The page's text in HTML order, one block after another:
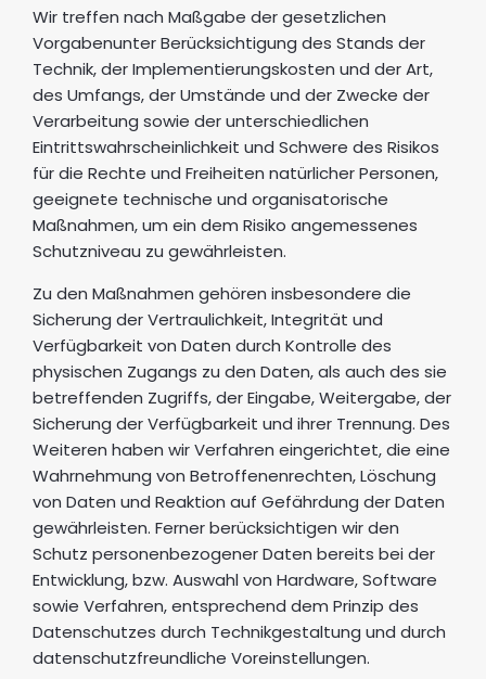
Wir treffen nach Maßgabe der gesetzlichen
Vorgabenunter Berücksichtigung des Stands der
Technik, der Implementierungskosten und der Art,
des Umfangs, der Umstände und der Zwecke der
Verarbeitung sowie der unterschiedlichen
Eintrittswahrscheinlichkeit und Schwere des Risikos
für die Rechte und Freiheiten natürlicher Personen,
geeignete technische und organisatorische
Maßnahmen, um ein dem Risiko angemessenes
Schutzniveau zu gewährleisten.
Zu den Maßnahmen gehören insbesondere die
Sicherung der Vertraulichkeit, Integrität und
Verfügbarkeit von Daten durch Kontrolle des
physischen Zugangs zu den Daten, als auch des sie
betreffenden Zugriffs, der Eingabe, Weitergabe, der
Sicherung der Verfügbarkeit und ihrer Trennung. Des
Weiteren haben wir Verfahren eingerichtet, die eine
Wahrnehmung von Betroffenenrechten, Löschung
von Daten und Reaktion auf Gefährdung der Daten
gewährleisten. Ferner berücksichtigen wir den
Schutz personenbezogener Daten bereits bei der
Entwicklung, bzw. Auswahl von Hardware, Software
sowie Verfahren, entsprechend dem Prinzip des
Datenschutzes durch Technikgestaltung und durch
datenschutzfreundliche Voreinstellungen.